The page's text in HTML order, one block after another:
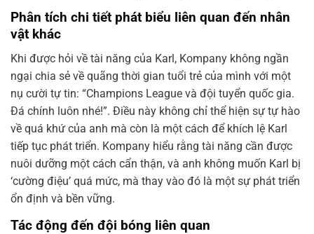
Phân tích chi tiết phát biểu liên quan đến nhân
vật khác
Khi được hỏi về tài năng của Karl, Kompany không ngần
ngại chia sẻ về quãng thời gian tuổi trẻ của mình với một
nụ cười tự tin: “Champions League và đội tuyển quốc gia.
Đá chính luôn nhé!”. Điều này không chỉ thể hiện sự tự hào
về quá khứ của anh mà còn là một cách để khích lệ Karl
tiếp tục phát triển. Kompany hiểu rằng tài năng cần được
nuôi dưỡng một cách cẩn thận, và anh không muốn Karl bị
‘cường điệu’ quá mức, mà thay vào đó là một sự phát triển
ổn định và bền vững.
Tác động đến đội bóng liên quan